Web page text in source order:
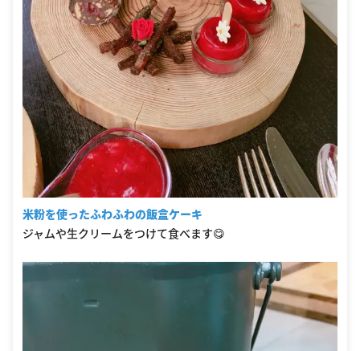
米粉を使ったふわふわの飯盒ケーキ
ジャムや生クリームをつけて食べます😋